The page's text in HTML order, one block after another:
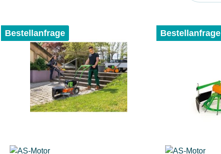
Bestellanfrage Bestellanfrage